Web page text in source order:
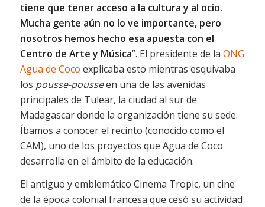
tiene que tener acceso a la cultura y al ocio.
Mucha gente aún no lo ve importante, pero
nosotros hemos hecho esa apuesta con el
Centro de Arte y Música”. El presidente de la ONG
Agua de Coco explicaba esto mientras esquivaba
los pousse-pousseen una de las avenidas
principales de Tulear, la ciudad al sur de
Madagascar donde la organización tiene su sede.
Íbamos a conocer el recinto (conocido como el
CAM), uno de los proyectos que Agua de Coco
desarrolla en el ámbito de la educación.
El antiguo y emblemático Cinema Tropic, un cine
de la época colonial francesa que cesó su actividad